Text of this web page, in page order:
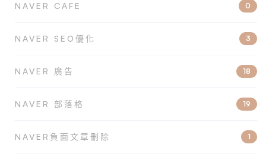
NAVER CAFE 0
NAVER SEO優化 3
NAVER 廣告 18
NAVER 部落格 19
NAVER負面文章刪除 1